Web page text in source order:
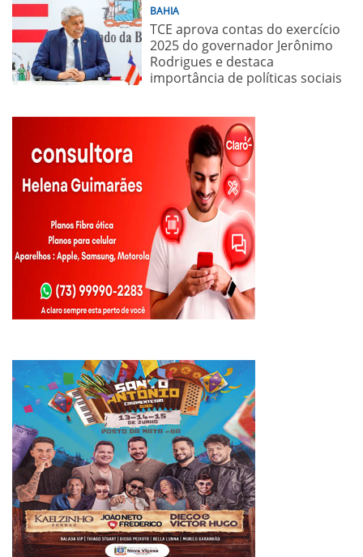
BAHIA
TCE aprova contas do exercício
2025 do governador Jerônimo
Rodrigues e destaca
importância de políticas sociais